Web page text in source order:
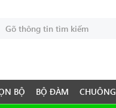
BỘ BỘ ĐÀM